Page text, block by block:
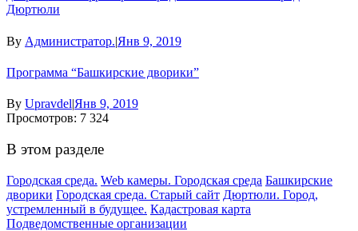
Дюртюли
By Администратор.|Янв 9, 2019
Программа “Башкирские дворики”
By Upravdel|Янв 9, 2019
Просмотров: 7 324
В этом разделе
Городская среда. Web камеры. Городская среда Башкирские
дворики Городская среда. Старый сайт Дюртюли. Город,
устремленный в будущее. Кадастровая карта
Подведомственные организации